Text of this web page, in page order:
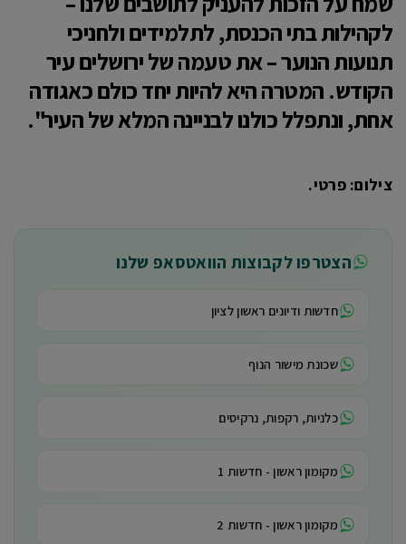
לקהילות בתי הכנסת, לתלמידים ולחניכי
תנועות הנוער – את טעמה של ירושלים עיר
הקודש. המטרה היא להיות יחד כולם כאגודה
אחת, ונתפלל כולנו לבניינה המלא של העיר".
צילום: פרטי.
הצטרפו לקבוצות הוואטסאפ שלנו
חדשות ודיונים ראשון לציון
שכונת מישור הנוף
כלניות, רקפות, נרקיסים
מקומון ראשון - חדשות 1
מקומון ראשון - חדשות 2